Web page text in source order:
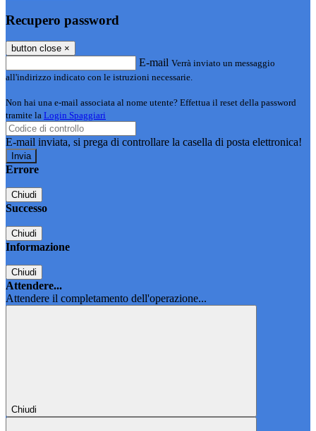
Recupero password
button close ×
E-mail Verrà inviato un messaggio
all'indirizzo indicato con le istruzioni necessarie.
Non hai una e-mail associata al nome utente? Effettua il reset della password
tramite la Login Spaggiari
E-mail inviata, si prega di controllare la casella di posta elettronica!
Errore
Chiudi
Successo
Chiudi
Informazione
Chiudi
Attendere...
Attendere il completamento dell'operazione...
Chiudi